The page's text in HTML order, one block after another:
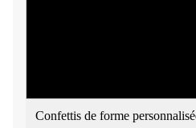
Confettis de forme